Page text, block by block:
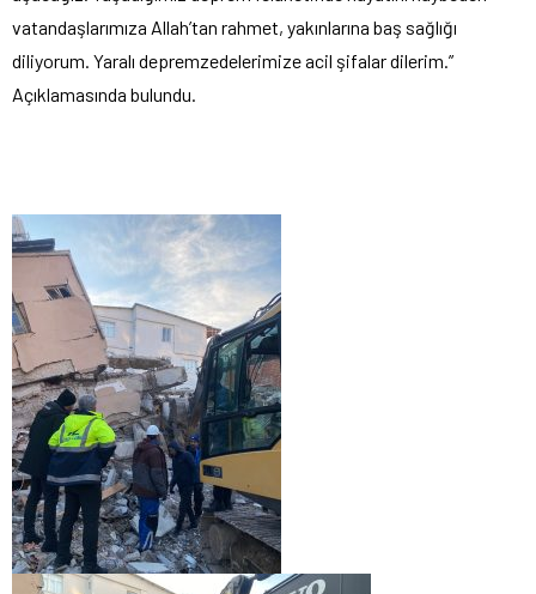
vatandaşlarımıza Allah’tan rahmet, yakınlarına baş sağlığı
diliyorum. Yaralı depremzedelerimize acil şifalar dilerim.”
Açıklamasında bulundu.